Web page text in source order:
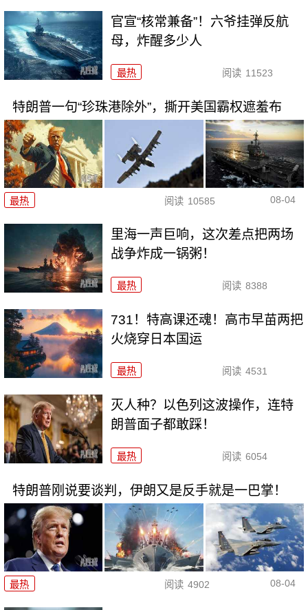
官宣“核常兼备”！六爷挂弹反航
母，炸醒多少人
最热 阅读 11523
特朗普一句“珍珠港除外”，撕开美国霸权遮羞布
最热 阅读 10585 08-04
里海一声巨响，这次差点把两场
战争炸成一锅粥！
最热 阅读 8388
731！特高课还魂！高市早苗两把
火烧穿日本国运
最热 阅读 4531
灭人种？以色列这波操作，连特
朗普面子都敢踩！
最热 阅读 6054
特朗普刚说要谈判，伊朗又是反手就是一巴掌！
最热 阅读 4902 08-04